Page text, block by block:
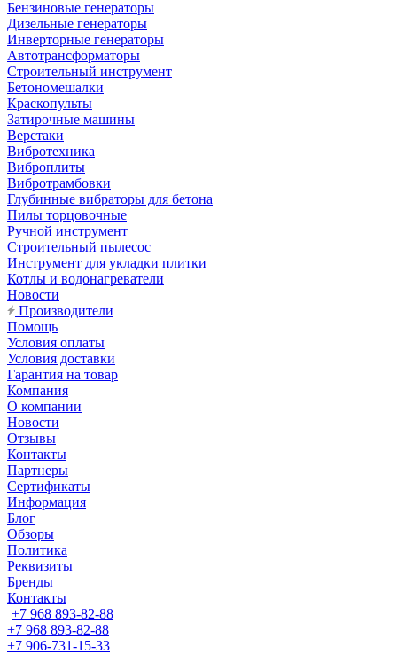
Бензиновые генераторы
Дизельные генераторы
Инверторные генераторы
Автотрансформаторы
Строительный инструмент
Бетономешалки
Краскопульты
Затирочные машины
Верстаки
Вибротехника
Виброплиты
Вибротрамбовки
Глубинные вибраторы для бетона
Пилы торцовочные
Ручной инструмент
Строительный пылесос
Инструмент для укладки плитки
Котлы и водонагреватели
Новости
Производители
Помощь
Условия оплаты
Условия доставки
Гарантия на товар
Компания
О компании
Новости
Отзывы
Контакты
Партнеры
Сертификаты
Информация
Блог
Обзоры
Политика
Реквизиты
Бренды
Контакты
+7 968 893-82-88
+7 968 893-82-88
+7 906-731-15-33